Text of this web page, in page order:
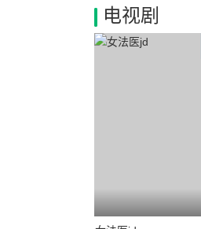
电视剧